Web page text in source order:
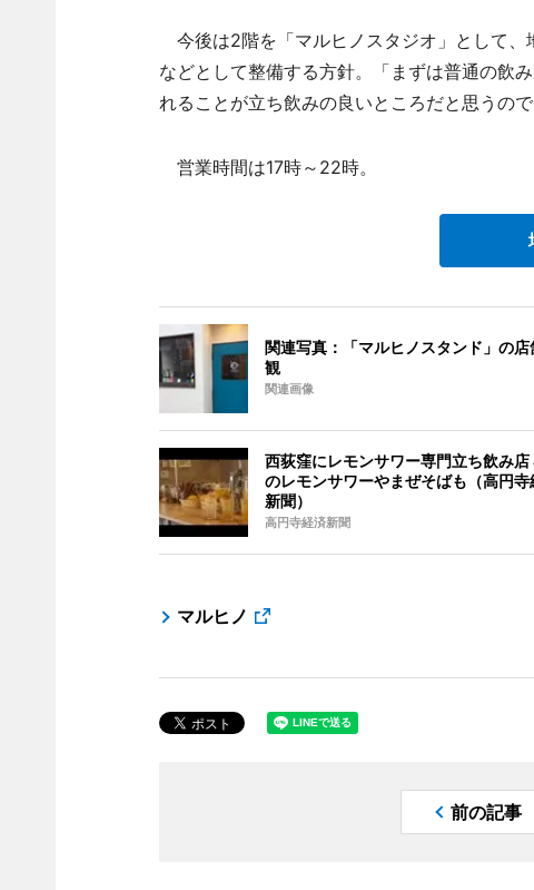
今後は2階を「マルヒノスタジオ」として、
などとして整備する方針。「まずは普通の飲
れることが立ち飲みの良いところだと思うの
営業時間は17時～22時。
関連写真：「マルヒノスタンド」の店
観
関連画像
西荻窪にレモンサワー専門立ち飲み店
のレモンサワーやまぜそばも（高円寺
新聞）
高円寺経済新聞
マルヒノ
前の記事